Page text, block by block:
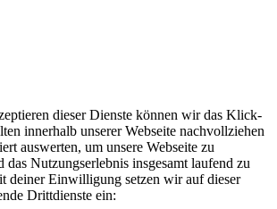
dieser Dienste können wir das Klick-
innerhalb unserer Webseite nachvollziehen
auswerten, um unsere Webseite zu
das Nutzungserlebnis insgesamt laufend zu
deiner Einwilligung setzen wir auf dieser
Drittdienste ein: